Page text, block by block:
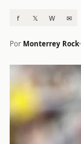
f 𝕏 W ✉
Por Monterrey Rock